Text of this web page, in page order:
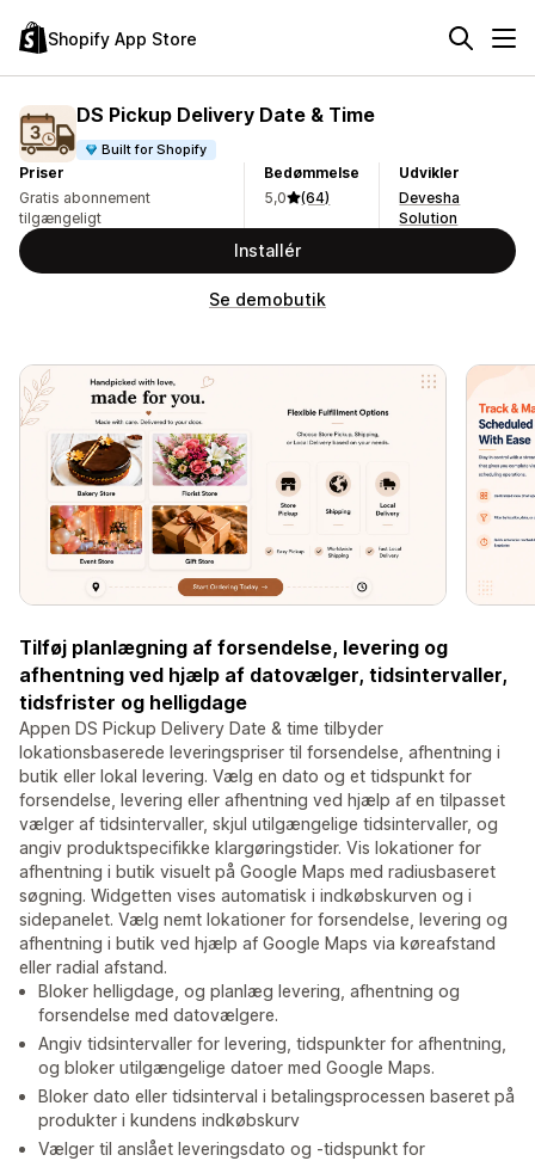
Shopify App Store
DS Pickup Delivery Date & Time
Built for Shopify
Priser
Gratis abonnement
tilgængeligt
Bedømmelse
5,0
(64)
Udvikler
Devesha
Solution
Installér
Se demobutik
Tilføj planlægning af forsendelse, levering og
afhentning ved hjælp af datovælger, tidsintervaller,
tidsfrister og helligdage
Appen DS Pickup Delivery Date & time tilbyder
lokationsbaserede leveringspriser til forsendelse, afhentning i
butik eller lokal levering. Vælg en dato og et tidspunkt for
forsendelse, levering eller afhentning ved hjælp af en tilpasset
vælger af tidsintervaller, skjul utilgængelige tidsintervaller, og
angiv produktspecifikke klargøringstider. Vis lokationer for
afhentning i butik visuelt på Google Maps med radiusbaseret
søgning. Widgetten vises automatisk i indkøbskurven og i
sidepanelet. Vælg nemt lokationer for forsendelse, levering og
afhentning i butik ved hjælp af Google Maps via køreafstand
eller radial afstand.
Bloker helligdage, og planlæg levering, afhentning og
forsendelse med datovælgere.
Angiv tidsintervaller for levering, tidspunkter for afhentning,
og bloker utilgængelige datoer med Google Maps.
Bloker dato eller tidsinterval i betalingsprocessen baseret på
produkter i kundens indkøbskurv
Vælger til anslået leveringsdato og -tidspunkt for